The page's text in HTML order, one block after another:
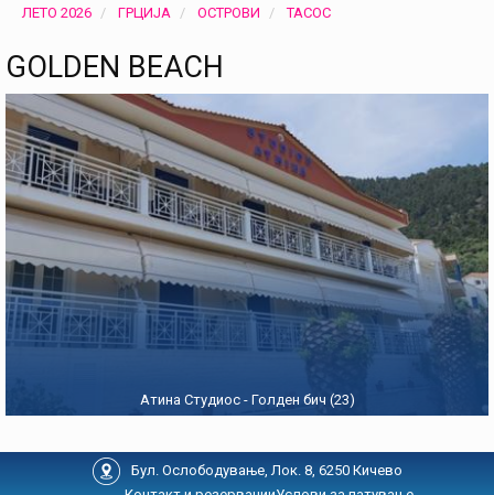
ЛЕТО 2026 ГРЦИЈА ОСТРОВИ ТАСОС
GOLDEN BEACH
Атина Студиос - Голден бич (23)
Бул. Ослободување, Лок. 8, 6250 Кичево